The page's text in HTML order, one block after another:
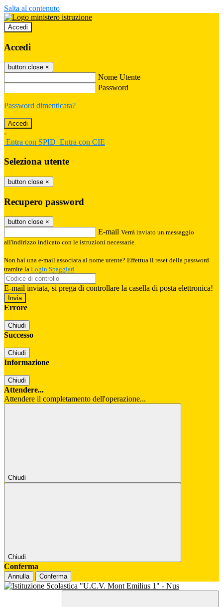
Salta al contenuto
Accedi
Accedi
button close ×
Nome Utente
Password
Password dimenticata?
-
Entra con SPID Entra con CIE
Seleziona utente
button close ×
Recupero password
button close ×
E-mail Verrà inviato un messaggio
all'indirizzo indicato con le istruzioni necessarie.
Non hai una e-mail associata al nome utente? Effettua il reset della password
tramite la Login Spaggiari
E-mail inviata, si prega di controllare la casella di posta elettronica!
Errore
Chiudi
Successo
Chiudi
Informazione
Chiudi
Attendere...
Attendere il completamento dell'operazione...
Chiudi
Chiudi
Conferma
Annulla Conferma